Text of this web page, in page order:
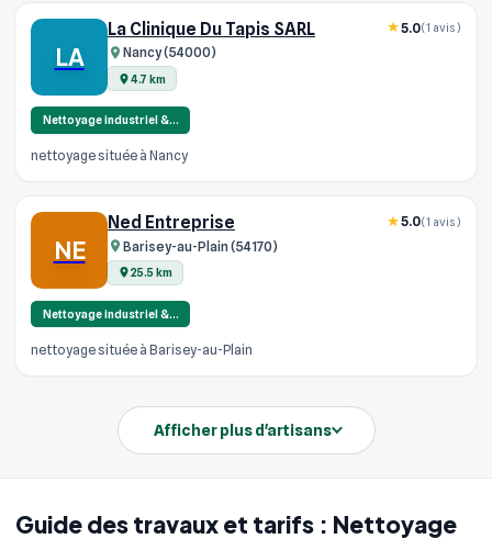
Guide des travaux et tarifs : Nettoyage
LA
La Clinique Du Tapis SARL
Nancy (54000)
4.7 km
5.0(1 avis)
Nettoyage industriel &…
nettoyage située à Nancy
NE
Ned Entreprise
Barisey-au-Plain (54170)
25.5 km
5.0(1 avis)
Nettoyage industriel &…
nettoyage située à Barisey-au-Plain
Afficher plus d'artisans